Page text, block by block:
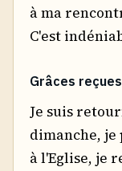
à ma
C'est
Grâces reçues
Je suis
dimanche, je
à l'Eglise, je